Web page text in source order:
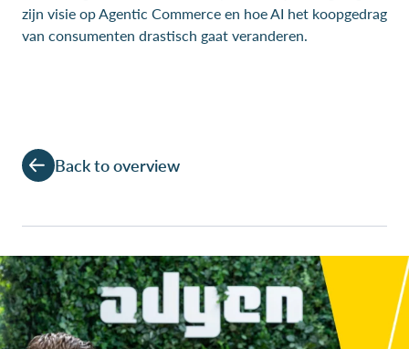
zijn visie op Agentic Commerce en hoe AI het koopgedrag
van consumenten drastisch gaat veranderen.
Back to overview